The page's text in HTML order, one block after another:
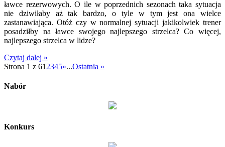
ławce rezerwowych. O ile w poprzednich sezonach taka sytuacja
nie dziwiłaby aż tak bardzo, o tyle w tym jest ona wielce
zastanawiająca. Otóż czy w normalnej sytuacji jakikolwiek trener
posadziłby na ławce swojego najlepszego strzelca? Co więcej,
najlepszego strzelca w lidze?
Czytaj dalej »
Strona 1 z 61 2345»...Ostatnia »
Nabór
Konkurs